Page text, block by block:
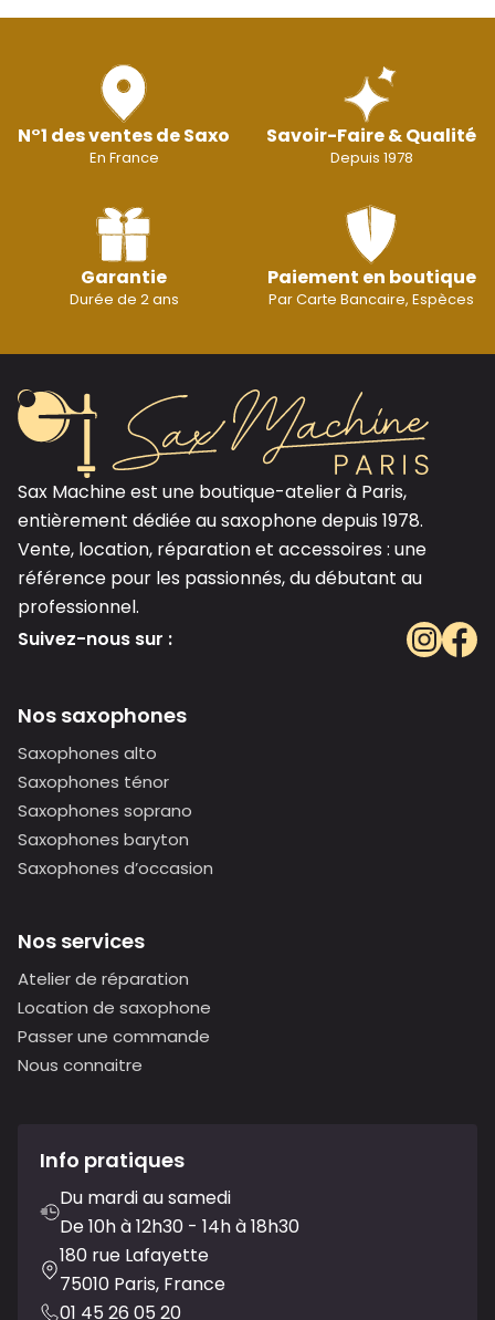
N°1 des ventes de Saxo
En France
Savoir-Faire & Qualité
Depuis 1978
Garantie
Durée de 2 ans
Paiement en boutique
Par Carte Bancaire, Espèces
Sax Machine est une boutique-atelier à Paris,
entièrement dédiée au saxophone depuis 1978.
Vente, location, réparation et accessoires : une
référence pour les passionnés, du débutant au
professionnel.
Suivez-nous sur :
Nos saxophones
Saxophones alto
Saxophones ténor
Saxophones soprano
Saxophones baryton
Saxophones d’occasion
Nos services
Atelier de réparation
Location de saxophone
Passer une commande
Nous connaitre
Info pratiques
Du mardi au samedi
De 10h à 12h30 - 14h à 18h30
180 rue Lafayette
75010 Paris, France
01 45 26 05 20